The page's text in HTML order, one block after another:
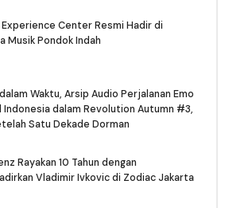
Experience Center Resmi Hadir di
Musik Pondok Indah
Waktu, Arsip Audio Perjalanan Emo
Indonesia dalam Revolution Autumn #3,
Satu Dekade Dorman
Rayakan 10 Tahun dengan
Vladimir Ivkovic di Zodiac Jakarta